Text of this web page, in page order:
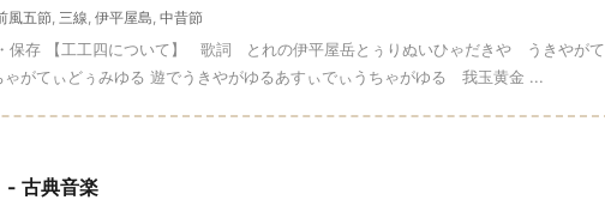
風五節, 三線, 伊平屋島, 中昔節
保存 【工工四について】 歌詞 とれの伊平屋岳とぅりぬいひゃだきや うきやがて
ゃがてぃどぅみゆる 遊でうきやがゆるあすぃでぃうちゃがゆる 我玉黄金 ...
- 古典音楽